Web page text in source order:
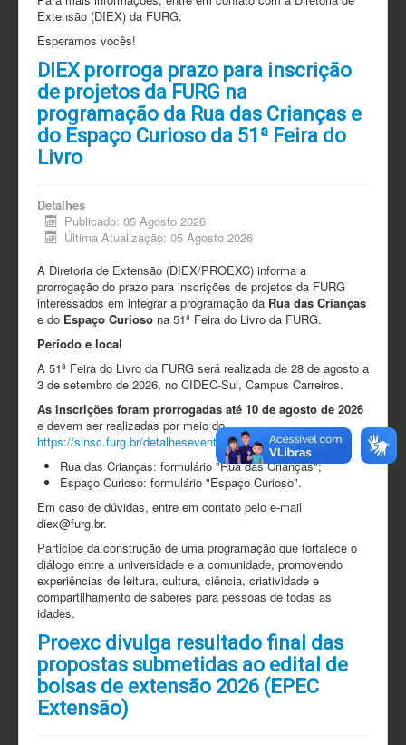
Extensão (DIEX) da FURG.
Esperamos vocês!
DIEX prorroga prazo para inscrição
de projetos da FURG na
programação da Rua das Crianças e
do Espaço Curioso da 51ª Feira do
Livro
Detalhes
Publicado: 05 Agosto 2026
Última Atualização: 05 Agosto 2026
A Diretoria de Extensão (DIEX/PROEXC) informa a
prorrogação do prazo para inscrições de projetos da FURG
interessados em integrar a programação da Rua das Crianças
e do Espaço Curioso na 51ª Feira do Livro da FURG.
Período e local
A 51ª Feira do Livro da FURG será realizada de 28 de agosto a
3 de setembro de 2026, no CIDEC-Sul, Campus Carreiros.
As inscrições foram prorrogadas até 10 de agosto de 2026
e devem ser realizadas por meio do
https://sinsc.furg.br/detalheseventos/3281
Rua das Crianças: formulário "Rua das Crianças";
Espaço Curioso: formulário "Espaço Curioso".
Em caso de dúvidas, entre em contato pelo e-mail
diex@furg.br.
Participe da construção de uma programação que fortalece o
diálogo entre a universidade e a comunidade, promovendo
experiências de leitura, cultura, ciência, criatividade e
compartilhamento de saberes para pessoas de todas as
idades.
Proexc divulga resultado final das
propostas submetidas ao edital de
bolsas de extensão 2026 (EPEC
Extensão)